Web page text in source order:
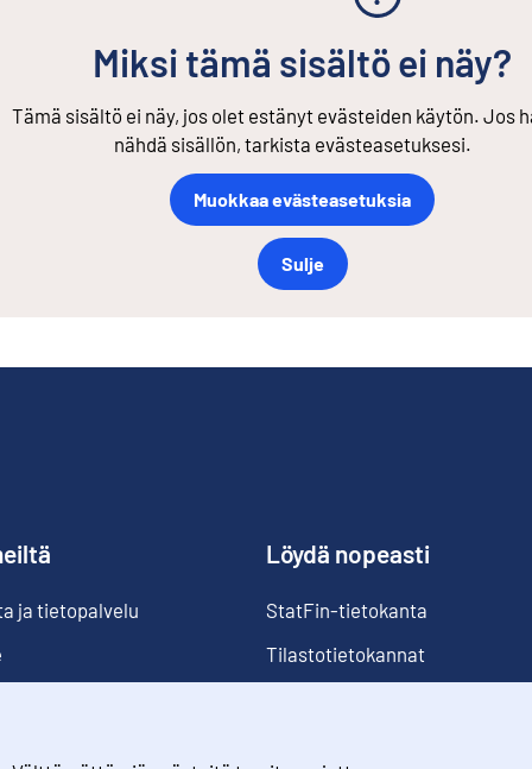
Miksi tämä sisältö ei näy?
Tämä sisältö ei näy, jos olet estänyt evästeiden käytön. Jos
nähdä sisällön, tarkista evästeasetuksesi.
Muokkaa evästeasetuksia
Sulje
ja tietopalvelu
Löydä nopeasti
StatFin-tietokanta
Tilastotietokannat